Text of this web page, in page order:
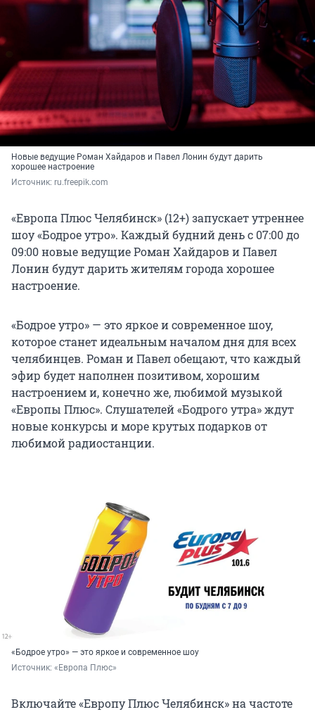
Новые ведущие Роман Хайдаров и Павел Лонин будут дарить
хорошее настроение
Источник: ru.freepik.com
«Европа Плюс Челябинск» (12+) запускает утреннее
шоу «Бодрое утро». Каждый будний день с 07:00 до
09:00 новые ведущие Роман Хайдаров и Павел
Лонин будут дарить жителям города хорошее
настроение.
«Бодрое утро» — это яркое и современное шоу,
которое станет идеальным началом дня для всех
челябинцев. Роман и Павел обещают, что каждый
эфир будет наполнен позитивом, хорошим
настроением и, конечно же, любимой музыкой
«Европы Плюс». Слушателей «Бодрого утра» ждут
новые конкурсы и море крутых подарков от
любимой радиостанции.
«Бодрое утро» — это яркое и современное шоу
Источник: «Европа Плюс»
Включайте «Европу Плюс Челябинск» на частоте